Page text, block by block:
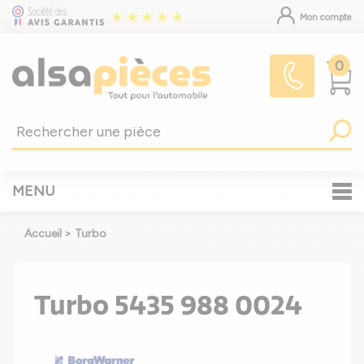
Mon compte
0
MENU
Accueil > Turbo
Turbo 5435 988 0024